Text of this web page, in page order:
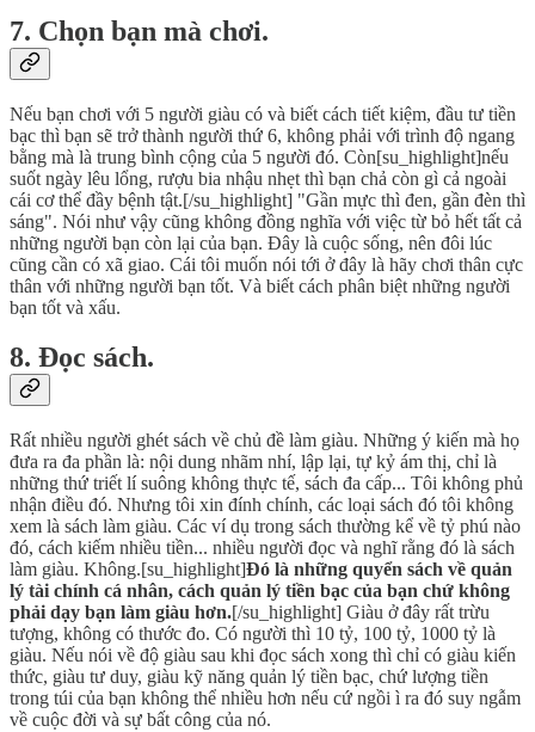
7. Chọn bạn mà chơi.
Nếu bạn chơi với 5 người giàu có và biết cách tiết kiệm, đầu tư tiền
bạc thì bạn sẽ trở thành người thứ 6, không phải với trình độ ngang
bằng mà là trung bình cộng của 5 người đó. Còn[su_highlight]nếu
suốt ngày lêu lổng, rượu bia nhậu nhẹt thì bạn chả còn gì cả ngoài
cái cơ thể đầy bệnh tật.[/su_highlight] "Gần mực thì đen, gần đèn thì
sáng". Nói như vậy cũng không đồng nghĩa với việc từ bỏ hết tất cả
những người bạn còn lại của bạn. Đây là cuộc sống, nên đôi lúc
cũng cần có xã giao. Cái tôi muốn nói tới ở đây là hãy chơi thân cực
thân với những người bạn tốt. Và biết cách phân biệt những người
bạn tốt và xấu.
8. Đọc sách.
Rất nhiều người ghét sách về chủ đề làm giàu. Những ý kiến mà họ
đưa ra đa phần là: nội dung nhãm nhí, lập lại, tự kỷ ám thị, chỉ là
những thứ triết lí suông không thực tế, sách đa cấp... Tôi không phủ
nhận điều đó. Nhưng tôi xin đính chính, các loại sách đó tôi không
xem là sách làm giàu. Các ví dụ trong sách thường kể về tỷ phú nào
đó, cách kiếm nhiều tiền... nhiều người đọc và nghĩ rằng đó là sách
làm giàu. Không.[su_highlight]Đó là những quyển sách về quản
lý tài chính cá nhân, cách quản lý tiền bạc của bạn chứ không
phải dạy bạn làm giàu hơn.[/su_highlight] Giàu ở đây rất trừu
tượng, không có thước đo. Có người thì 10 tỷ, 100 tỷ, 1000 tỷ là
giàu. Nếu nói về độ giàu sau khi đọc sách xong thì chỉ có giàu kiến
thức, giàu tư duy, giàu kỹ năng quản lý tiền bạc, chứ lượng tiền
trong túi của bạn không thể nhiều hơn nếu cứ ngồi ì ra đó suy ngẫm
về cuộc đời và sự bất công của nó.